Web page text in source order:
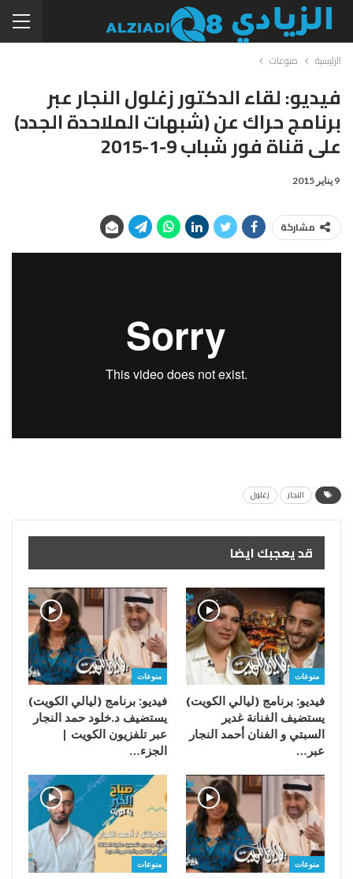
الرئيسية منوعات
فيديو: لقاء الدكتور زغلول النجار عبر
برنامج حراك عن (شبهات الملاحدة الجدد)
على قناة فور شباب 9-1-2015
9 يناير 2015
مشاركة
النجار زغلول
قد يعجبك ايضا
منوعات
فيديو: برنامج (ليالي الكويت)
يستضيف الفنانة غدير
السبتي و الفنان أحمد النجار
عبر…
منوعات
فيديو: برنامج (ليالي الكويت)
يستضيف د.خلود حمد النجار
عبر تلفزيون الكويت |
الجزء…
منوعات منوعات